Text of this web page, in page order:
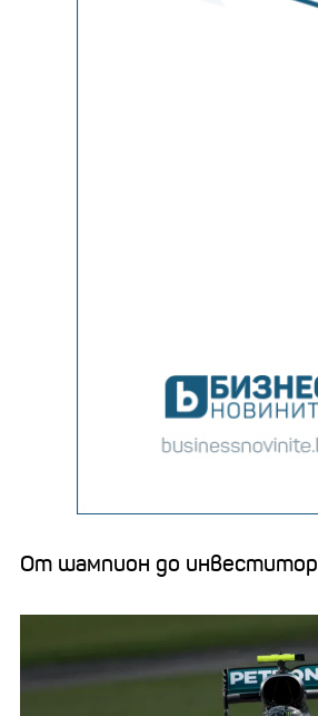
От шaмпион до инвеститор